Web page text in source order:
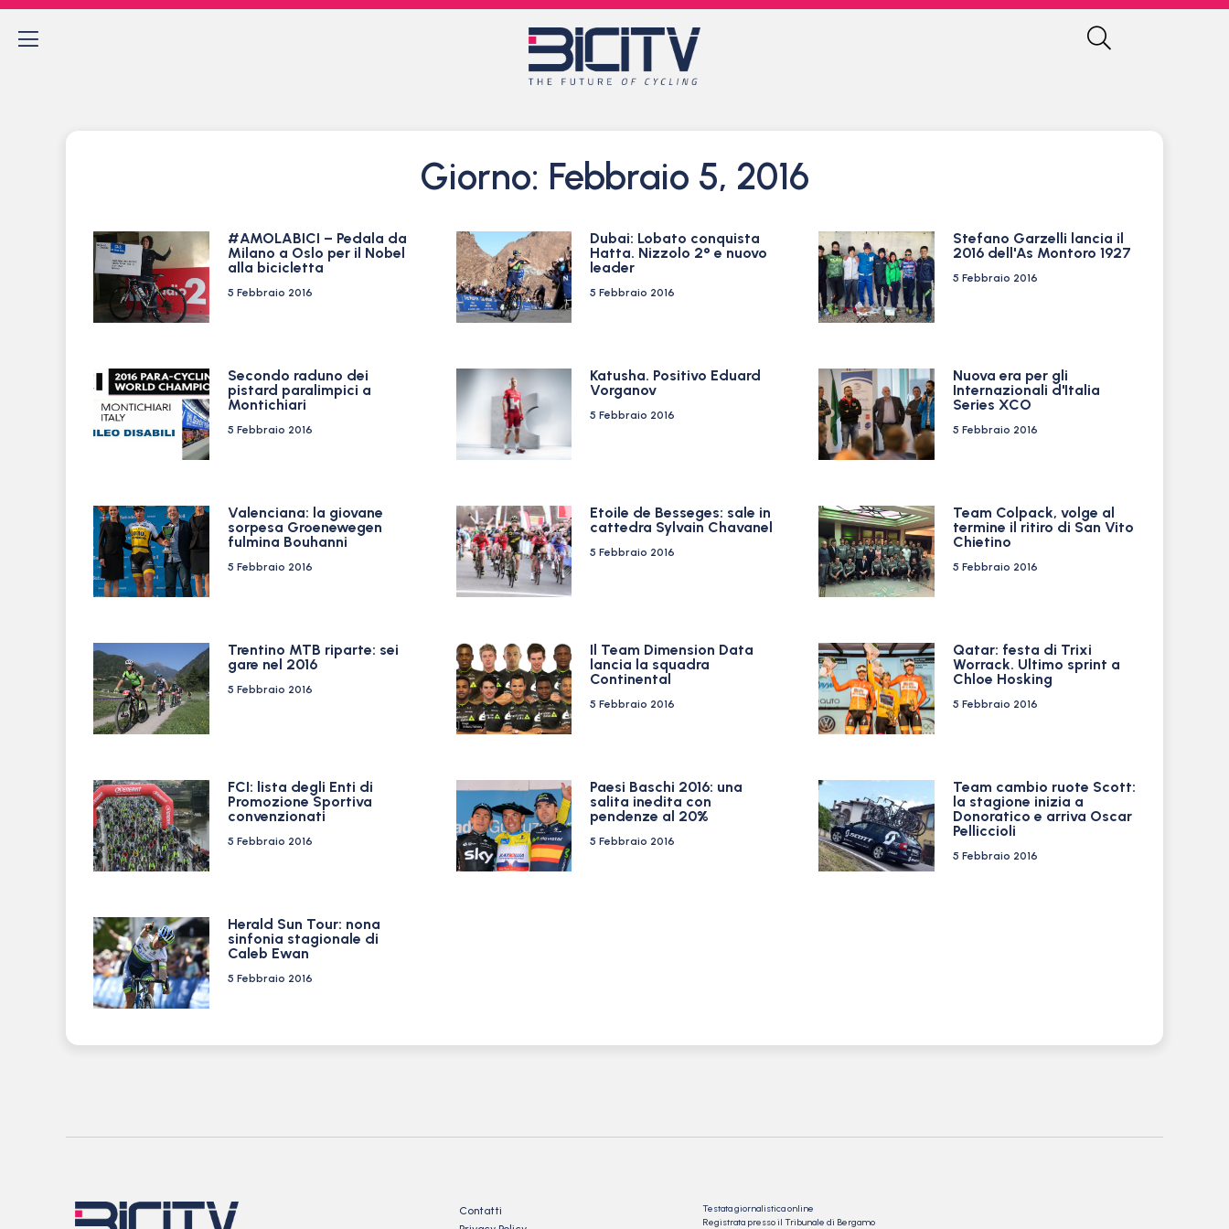
Giorno: Febbraio 5, 2016
#AMOLABICI – Pedala da
Milano a Oslo per il Nobel
alla bicicletta
5 Febbraio 2016
Dubai: Lobato conquista
Hatta. Nizzolo 2° e nuovo
leader
5 Febbraio 2016
Stefano Garzelli lancia il
2016 dell'As Montoro 1927
5 Febbraio 2016
Secondo raduno dei
pistard paralimpici a
Montichiari
5 Febbraio 2016
Katusha. Positivo Eduard
Vorganov
5 Febbraio 2016
Nuova era per gli
Internazionali d'Italia
Series XCO
5 Febbraio 2016
Valenciana: la giovane
sorpesa Groenewegen
fulmina Bouhanni
5 Febbraio 2016
Etoile de Besseges: sale in
cattedra Sylvain Chavanel
5 Febbraio 2016
Team Colpack, volge al
termine il ritiro di San Vito
Chietino
5 Febbraio 2016
Trentino MTB riparte: sei
gare nel 2016
5 Febbraio 2016
Il Team Dimension Data
lancia la squadra
Continental
5 Febbraio 2016
Qatar: festa di Trixi
Worrack. Ultimo sprint a
Chloe Hosking
5 Febbraio 2016
FCI: lista degli Enti di
Promozione Sportiva
convenzionati
5 Febbraio 2016
Paesi Baschi 2016: una
salita inedita con
pendenze al 20%
5 Febbraio 2016
Team cambio ruote Scott:
la stagione inizia a
Donoratico e arriva Oscar
Pelliccioli
5 Febbraio 2016
Herald Sun Tour: nona
sinfonia stagionale di
Caleb Ewan
5 Febbraio 2016
Contatti
Testata giornalistica online
Registrata presso il Tribunale di Bergamo